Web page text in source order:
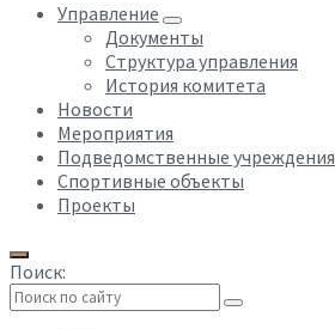
Управление
Документы
Структура управления
История комитета
Новости
Мероприятия
Подведомственные учреждения
Спортивные объекты
Проекты
Поиск: